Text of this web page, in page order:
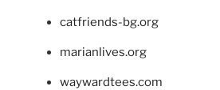
catfriends-bg.org
marianlives.org
waywardtees.com